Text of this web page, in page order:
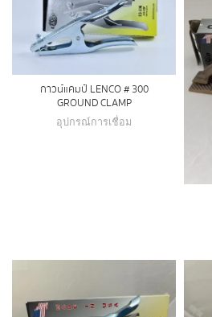
กาวน์แคมป์ LENCO # 300
GROUND CLAMP
อุปกรณ์การเชื่อม